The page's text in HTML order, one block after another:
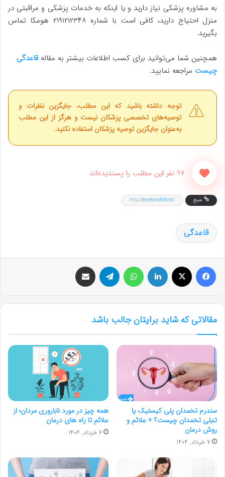
به مشاوره پزشکی نیاز دارید و یا اینکه به خدمات پزشکی و مراقبتی در
منزل احتیاج دارید، کافی است با شماره ۲۱۹۱۲۱۲۳۴۸ هومکا تماس
بگیرید.
همچنین شما می‌توانید برای کسب اطلاعات بیشتر به مقاله قاعدگی
چیست مراجعه نمایید.
توجه داشته باشید که این مطلب، جایگزین نظرات و
توصیه‌های تخصصی پزشکان نیست و هرگز از این مطلب
به‌عنوان جایگزین توصیه پزشکان استفاده نکنید.
97 نفر این مطلب را پسندیده‌اند
منبع my.clevelandclinic
قاعدگی
مقالاتی که شاید برایتان جالب باشد
سندرم تخمدان پلی کیستیک یا
تنبلی تخمدان چیست؟ + علائم و
روش درمان
7 خرداد, 1404
همه چیز در مورد ناباروری مردان؛ از
علائم تا راه های درمان
6 خرداد, 1404